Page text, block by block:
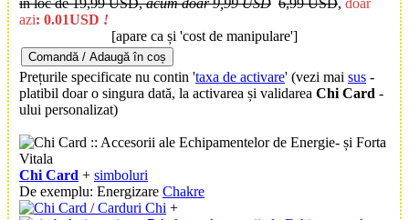
azi: 0.01USD !
[apare ca și 'cost de manipulare']
Comandă / Adaugă în coș
Prețurile specificate nu contin 'taxa de activare' (vezi mai sus -
platibil doar o singura dată, la activarea și validarea Chi Card -
ului personalizat)
Chi Card + simboluri
De exemplu: Energizare Chakre
+